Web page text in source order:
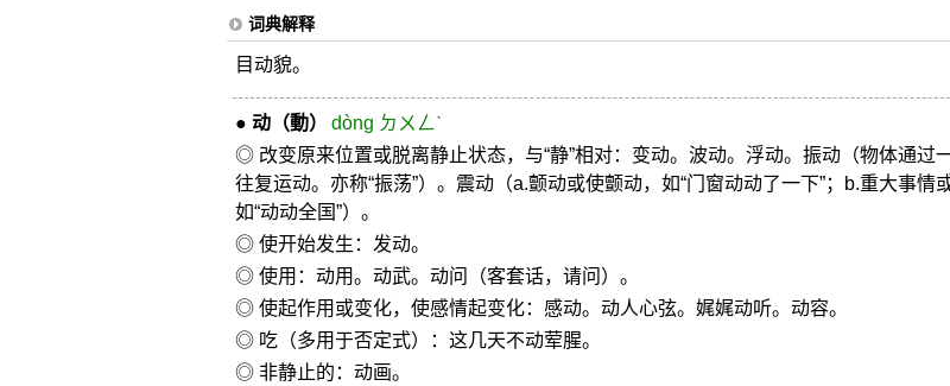
词典解释
目动貌。
● 动（動）
dòng ㄉㄨㄥˋ
◎ 改变原来位置或脱离静止状态，与“静”相对：变动。波动。浮动。振动（物体通过
往复运动。亦称“振荡”）。震动（a.颤动或使颤动，如“门窗动动了一下”；b.重大事情
如“动动全国”）。
◎ 使开始发生：发动。
◎ 使用：动用。动武。动问（客套话，请问）。
◎ 使起作用或变化，使感情起变化：感动。动人心弦。娓娓动听。动容。
◎ 吃（多用于否定式）：这几天不动荤腥。
◎ 非静止的：动画。